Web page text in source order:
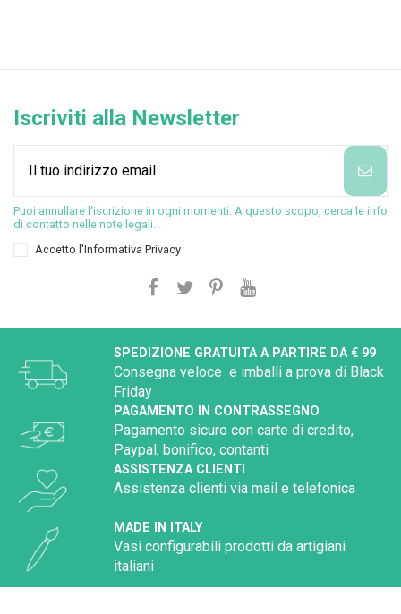
Iscriviti alla Newsletter
Puoi annullare l'iscrizione in ogni momenti. A questo scopo, cerca le info
di contatto nelle note legali.
Accetto l'Informativa Privacy
SPEDIZIONE GRATUITA A PARTIRE DA € 99
Consegna veloce e imballi a prova di Black
Friday
PAGAMENTO IN CONTRASSEGNO
Pagamento sicuro con carte di credito,
Paypal, bonifico, contanti
ASSISTENZA CLIENTI
Assistenza clienti via mail e telefonica
MADE IN ITALY
Vasi configurabili prodotti da artigiani
italiani